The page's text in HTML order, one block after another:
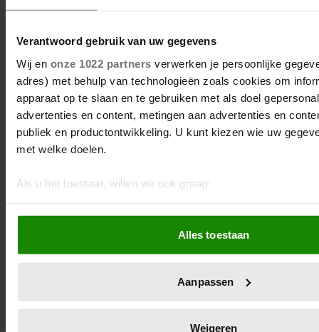
Verantwoord gebruik van uw gegevens
Wij en onze 1022 partners verwerken je persoonlijke
adres) met behulp van technologieën zoals cookies om
apparaat op te slaan en te gebruiken met als doel
advertenties en content, metingen aan advertenties en
publiek en productontwikkeling. U kunt kiezen wie uw
met welke doelen.
Als u het toestaat, willen we ook graag:
meter nauwkeurig kan zijn
Uw apparaat identificeren door het actief te scannen
eigenschappen (fingerprinting)
in. U kunt uw
Alles toestaan
Aanpassen
Weigeren